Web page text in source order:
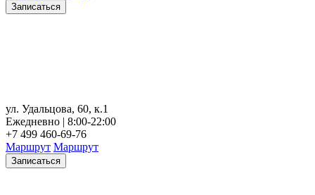
Записаться
ул. Удальцова, 60, к.1
Ежедневно | 8:00-22:00
+7 499 460-69-76
Маршрут Маршрут
Записаться